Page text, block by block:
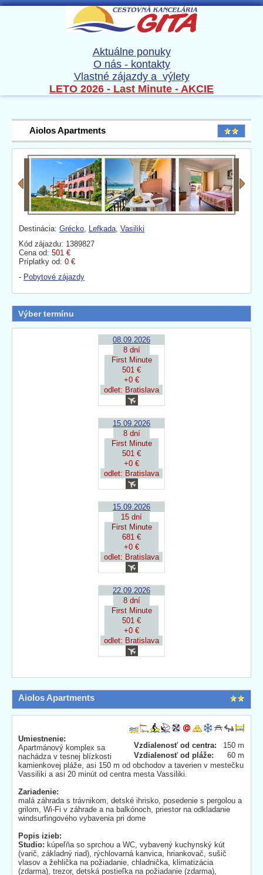
Aktuálne ponuky
O nás - kontakty
Vlastné zájazdy a výlety
LETO 2026 - Last Minute - AKCIE
Aiolos Apartments
Destinácia: Grécko, Lefkada, Vasiliki
Kód zájazdu: 1389827
Cena od: 501 €
Príplatky od: 0 €
- Pobytové zájazdy
Výber termínu
08.09.2026
8 dní
First Minute
501 €
+0 €
odlet: Bratislava
15.09.2026
8 dní
First Minute
501 €
+0 €
odlet: Bratislava
15.09.2026
15 dní
First Minute
681 €
+0 €
odlet: Bratislava
22.09.2026
8 dní
First Minute
501 €
+0 €
odlet: Bratislava
Aiolos Apartments
Vzdialenosť od centra:
150 m
Vzdialenosť od pláže:
60 m
Umiestnenie:
Apartmánový komplex sa
nachádza v tesnej blízkosti
kamienkovej pláže, asi 150 m od obchodov a taverien v mestečku
Vassiliki a asi 20 minút od centra mesta Vassiliki.
Zariadenie:
malá záhrada s trávnikom, detské ihrisko, posedenie s pergolou a
grilom, Wi-Fi v záhrade a na balkónoch, priestor na odkladanie
windsurfingového vybavenia pri dome
Popis izieb:
Studio: kúpeľňa so sprchou a WC, vybavený kuchynský kút
(varič, základný riad), rýchlovarná kanvica, hriankovač, sušič
vlasov a žehlička na požiadanie, chladnička, klimatizácia
(zdarma), trezor, detská postieľka na požiadanie (zdarma),